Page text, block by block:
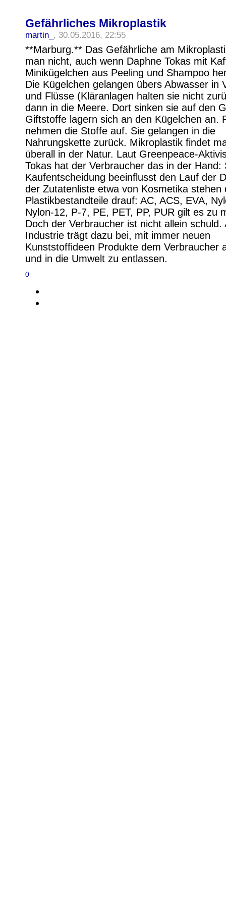
Gefährliches Mikroplastik
martin_ , 30.05.2016, 22:55
**Marburg.** Das Gefährliche am
man nicht, auch wenn Daphne Tokas mit
Minikügelchen aus Peeling und Shampoo
Die Kügelchen gelangen übers Abwasser in
und Flüsse (Kläranlagen halten sie nicht
dann in die Meere. Dort sinken sie auf den
Giftstoffe lagern sich an den Kügelchen an.
nehmen die Stoffe auf. Sie gelangen in die
Nahrungskette zurück. Mikroplastik findet
überall in der Natur. Laut Greenpeace-
Tokas hat der Verbraucher das in der Hand:
Kaufentscheidung beeinflusst den Lauf der
der Zutatenliste etwa von Kosmetika stehen
Plastikbestandteile drauf: AC, ACS, EVA,
Nylon-12, P-7, PE, PET, PP, PUR gilt es zu
Doch der Verbraucher ist nicht allein schuld.
Industrie trägt dazu bei, mit immer neuen
Kunststoffideen Produkte dem Verbraucher
und in die Umwelt zu entlassen.
0